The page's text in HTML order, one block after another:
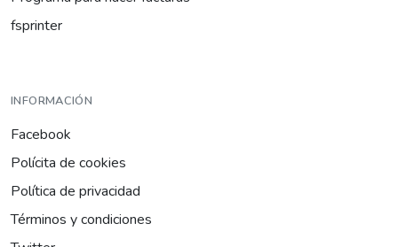
fsprinter
INFORMACIÓN
Facebook
Polícita de cookies
Política de privacidad
Términos y condiciones